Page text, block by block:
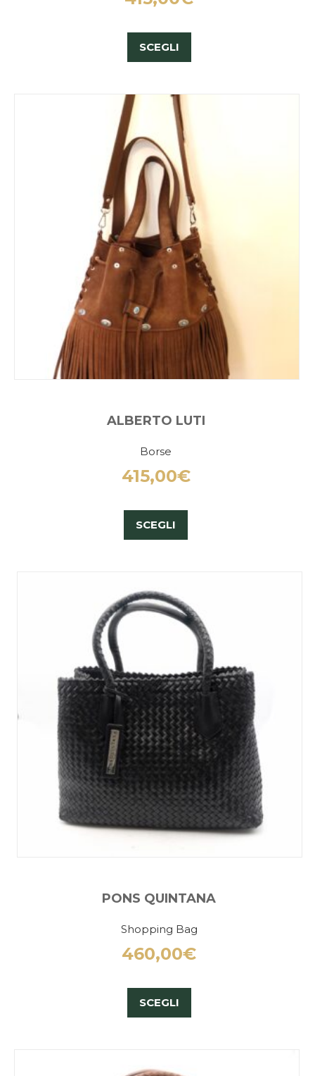
SCEGLI
ALBERTO LUTI
Borse
415,00€
SCEGLI
PONS QUINTANA
Shopping Bag
460,00€
SCEGLI